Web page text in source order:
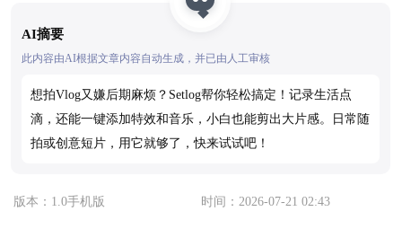
AI摘要
此内容由AI根据文章内容自动生成，并已由人工审核
想拍Vlog又嫌后期麻烦？Setlog帮你轻松搞定！记录生活点
滴，还能一键添加特效和音乐，小白也能剪出大片感。日常随
拍或创意短片，用它就够了，快来试试吧！
版本：1.0手机版 时间：2026-07-21 02:43